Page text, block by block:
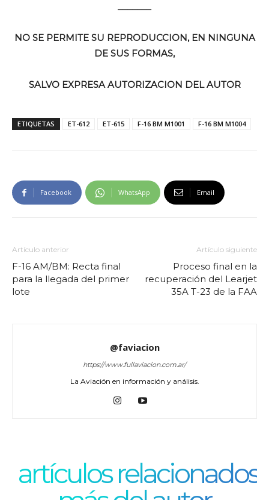
_______
NO SE PERMITE SU REPRODUCCION, EN NINGUNA
DE SUS FORMAS,
SALVO EXPRESA AUTORIZACION DEL AUTOR
ETIQUETAS ET-612 ET-615 F-16 BM M1001 F-16 BM M1004
Facebook WhatsApp Email
Artículo anterior
F-16 AM/BM: Recta final
para la llegada del primer
lote
Artículo siguiente
Proceso final en la
recuperación del Learjet
35A T-23 de la FAA
@faviacion
https://www.fullaviacion.com.ar/
La Aviación en información y análisis.
artículos relacionados